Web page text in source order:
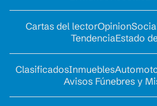
Cartas del lectorOpinion
TendenciaEstado
ClasificadosInmuebles
Avisos Fúnebres y